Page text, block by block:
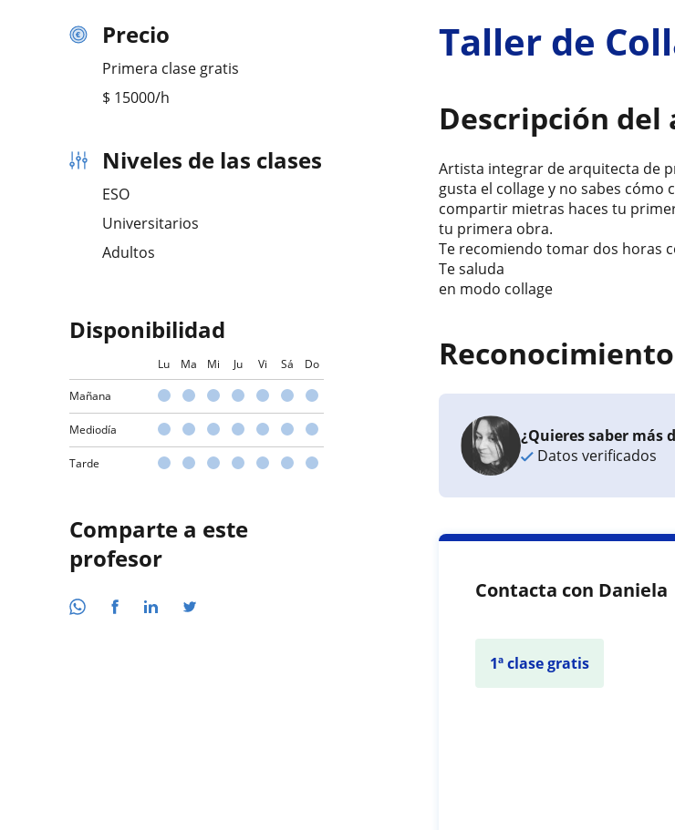
Precio
Primera clase gratis
$ 15000/h
Niveles de las clases
ESO
Universitarios
Adultos
Disponibilidad
Lu Ma Mi Ju Vi Sá Do
Mañana
Mediodía
Tarde
Comparte a este
profesor
Taller de
Descripción del
Artista integrar de arquitecta de
gusta el collage y no sabes cómo
compartir mietras haces tu
tu primera obra.
Te recomiendo tomar dos horas
Te saluda
en modo collage
¿Quieres saber más
Datos verificados
Contacta con Daniela
1ª clase gratis